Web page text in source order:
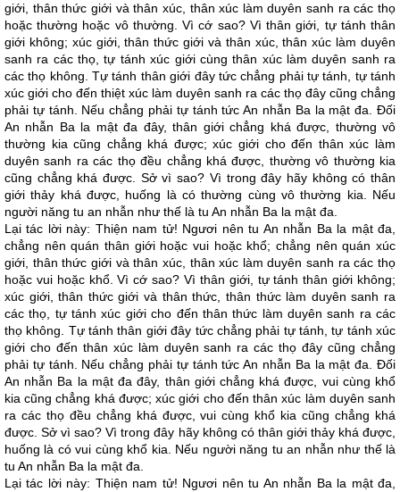
giới, thân thức giới và thân xúc, thân xúc làm duyên sanh ra các thọ
hoặc thường hoặc vô thường. Vì cớ sao? Vì thân giới, tự tánh thân
giới không; xúc giới, thân thức giới và thân xúc, thân xúc làm duyên
sanh ra các thọ, tự tánh xúc giới cùng thân xúc làm duyên sanh ra
các thọ không. Tự tánh thân giới đây tức chẳng phải tự tánh, tự tánh
xúc giới cho đến thiệt xúc làm duyên sanh ra các thọ đây cũng chẳng
phải tự tánh. Nếu chẳng phải tự tánh tức An nhẫn Ba la mật đa. Đối
An nhẫn Ba la mật đa đây, thân giới chẳng khá được, thường vô
thường kia cũng chẳng khá được; xúc giới cho đến thân xúc làm
duyên sanh ra các thọ đều chẳng khá được, thường vô thường kia
cũng chẳng khá được. Sở vì sao? Vì trong đây hãy không có thân
giới thảy khá được, huống là có thường cùng vô thường kia. Nếu
người năng tu an nhẫn như thế là tu An nhẫn Ba la mật đa.
Lại tác lời này: Thiện nam tử! Ngươi nên tu An nhẫn Ba la mật đa,
chẳng nên quán thân giới hoặc vui hoặc khổ; chẳng nên quán xúc
giới, thân thức giới và thân xúc, thân xúc làm duyên sanh ra các thọ
hoặc vui hoặc khổ. Vì cớ sao? Vì thân giới, tự tánh thân giới không;
xúc giới, thân thức giới và thân thức, thân thức làm duyên sanh ra
các thọ, tự tánh xúc giới cho đến thân thức làm duyên sanh ra các
thọ không. Tự tánh thân giới đây tức chẳng phải tự tánh, tự tánh xúc
giới cho đến thân xúc làm duyên sanh ra các thọ đây cũng chẳng
phải tự tánh. Nếu chẳng phải tự tánh tức An nhẫn Ba la mật đa. Đối
An nhẫn Ba la mật đa đây, thân giới chẳng khá được, vui cùng khổ
kia cũng chẳng khá được; xúc giới cho đến thân xúc làm duyên sanh
ra các thọ đều chẳng khá được, vui cùng khổ kia cũng chẳng khá
được. Sở vì sao? Vì trong đây hãy không có thân giới thảy khá được,
huống là có vui cùng khổ kia. Nếu người năng tu an nhẫn như thế là
tu An nhẫn Ba la mật đa.
Lại tác lời này: Thiện nam tử! Ngươi nên tu An nhẫn Ba la mật đa,